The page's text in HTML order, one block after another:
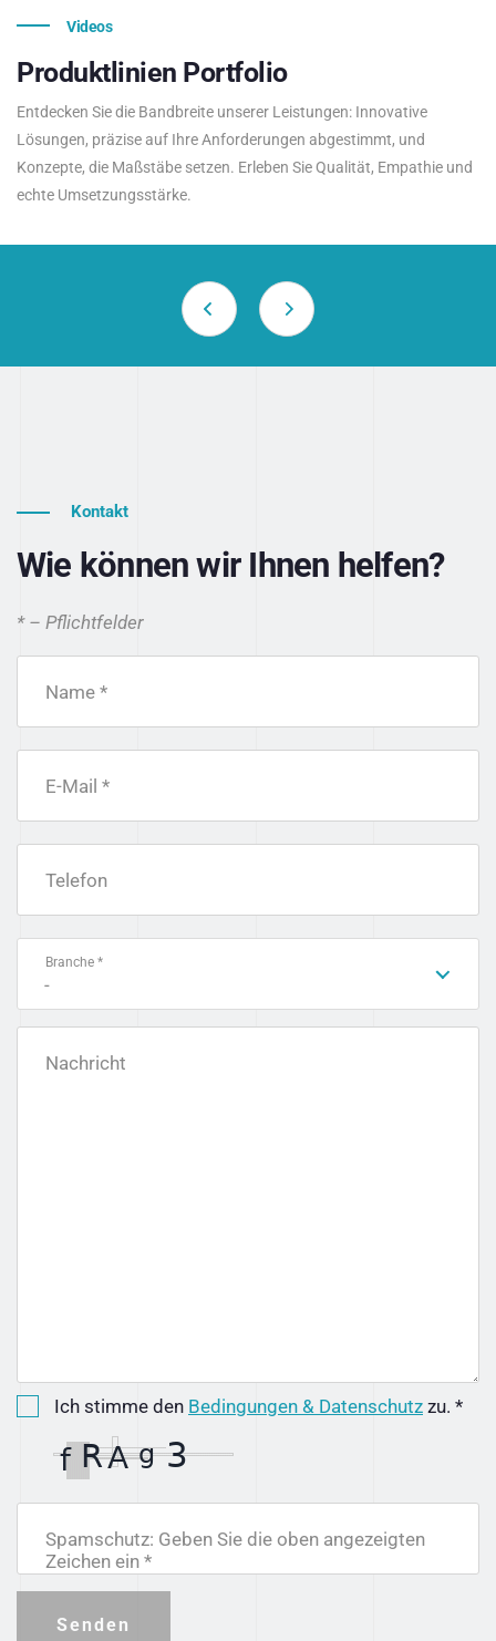
Videos
Produktlinien Portfolio
Entdecken Sie die Bandbreite unserer Leistungen: Innovative
Lösungen, präzise auf Ihre Anforderungen abgestimmt, und
Konzepte, die Maßstäbe setzen. Erleben Sie Qualität, Empathie und
echte Umsetzungsstärke.
Kontakt
Wie können wir Ihnen helfen?
* – Pflichtfelder
Name *
E-Mail *
Telefon
Branche *
-
Nachricht
Ich stimme den Bedingungen & Datenschutz zu. *
Spamschutz: Geben Sie die oben angezeigten
Zeichen ein *
Senden